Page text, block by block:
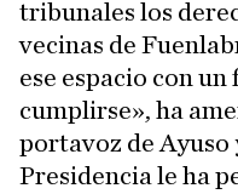
tribunales los
vecinas de
ese espacio con
cumplirse», ha
portavoz de Ayuso
Presidencia le ha